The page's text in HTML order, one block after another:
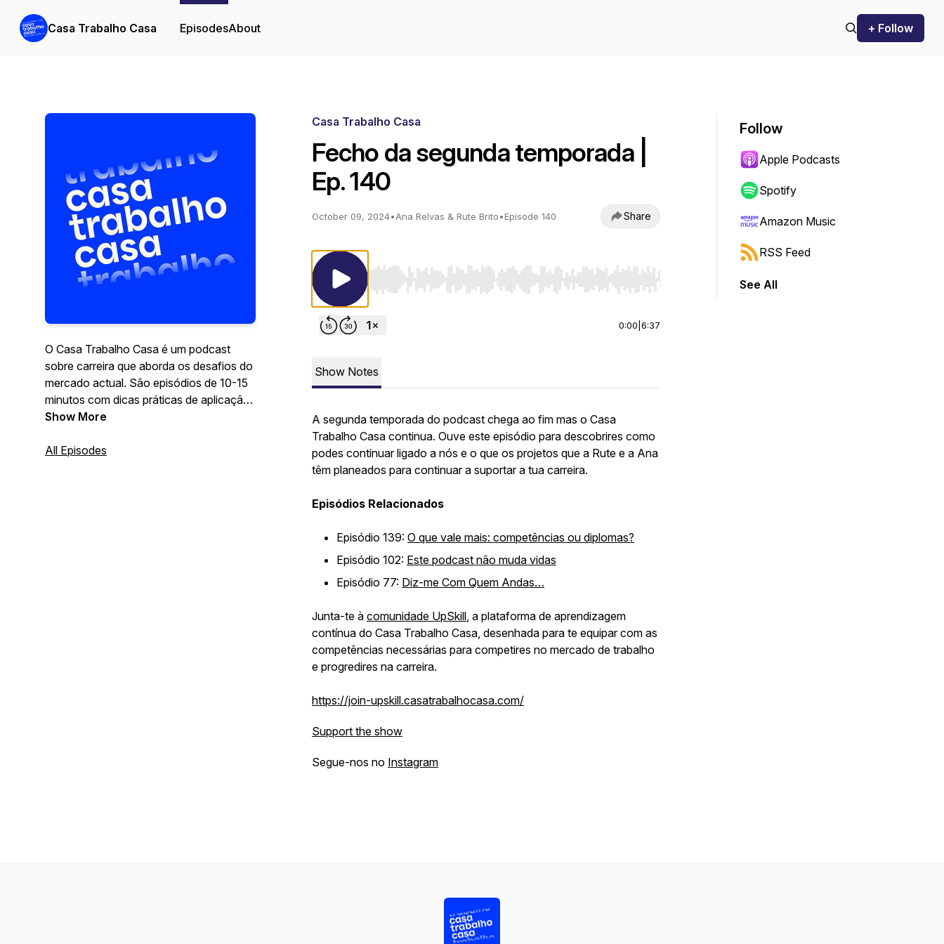
Casa Trabalho Casa EpisodesAbout + Follow
O Casa Trabalho Casa é um podcast
sobre carreira que aborda os desafios do
mercado actual. São episódios de 10-15
minutos com dicas práticas de aplicação
real para profissionais que querem
construir um percurso de sucesso
Show More
All Episodes
Casa Trabalho Casa
Fecho da segunda temporada |
Ep. 140
October 09, 2024•Ana Relvas & Rute Brito•Episode 140 Share
Use Left/Right to seek, Home/End to jump to start or end. Hold shift to jump forward or backward.
0:00 6:37
Show Notes
A segunda temporada do podcast chega ao fim mas o Casa
Trabalho Casa continua. Ouve este episódio para descobrires como
podes continuar ligado a nós e o que os projetos que a Rute e a Ana
têm planeados para continuar a suportar a tua carreira.
Episódios Relacionados
Episódio 139: O que vale mais: competências ou diplomas?
Episódio 102: Este podcast não muda vidas
Episódio 77: Diz-me Com Quem Andas…
Junta-te à comunidade UpSkill, a plataforma de aprendizagem
contínua do Casa Trabalho Casa, desenhada para te equipar com as
competências necessárias para competires no mercado de trabalho
e progredires na carreira.
https://join-upskill.casatrabalhocasa.com/
Support the show
Segue-nos no Instagram
Follow
Apple Podcasts
Spotify
Amazon Music
RSS Feed
See All